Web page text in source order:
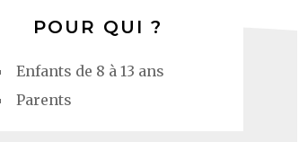
POUR QUI ?
Enfants de 8 à 13 ans
Parents